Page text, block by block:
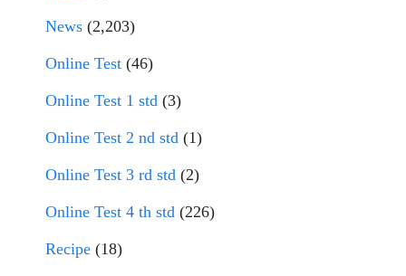
News (2,203)
Online Test (46)
Online Test 1 std (3)
Online Test 2 nd std (1)
Online Test 3 rd std (2)
Online Test 4 th std (226)
Recipe (18)